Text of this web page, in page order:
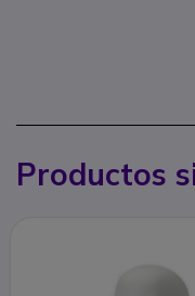
Productos